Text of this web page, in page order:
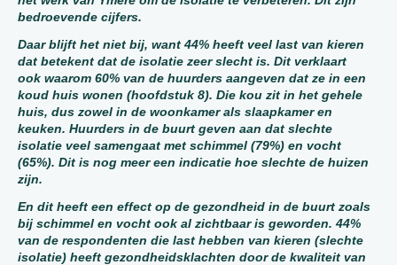
bedroevende cijfers.
Daar blijft het niet bij, want 44% heeft veel last van kieren
dat betekent dat de isolatie zeer slecht is. Dit verklaart
ook waarom 60% van de huurders aangeven dat ze in een
koud huis wonen (hoofdstuk 8). Die kou zit in het gehele
huis, dus zowel in de woonkamer als slaapkamer en
keuken. Huurders in de buurt geven aan dat slechte
isolatie veel samengaat met schimmel (79%) en vocht
(65%). Dit is nog meer een indicatie hoe slechte de huizen
zijn.
En dit heeft een effect op de gezondheid in de buurt zoals
bij schimmel en vocht ook al zichtbaar is geworden. 44%
van de respondenten die last hebben van kieren (slechte
isolatie) heeft gezondheidsklachten door de kwaliteit van